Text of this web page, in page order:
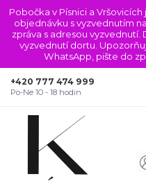
Pobočka v Písnici a
objednávku s vyzvednutím
zpráva s adresou
vyzvednutí dortu.
WhatsApp, pište do
+420 777 474 999
Po-Ne 10 - 18 hodin